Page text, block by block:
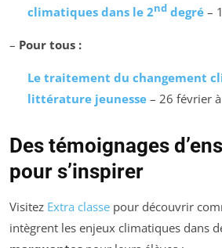
climatiques dans le 2nddegré–
– Pour tous :
Le traitement du changement
littérature jeunesse– 26 février
Des témoignages
pour s’inspirer
Visitez Extra classe pour découvrir
intègrent les enjeux climatiques dans